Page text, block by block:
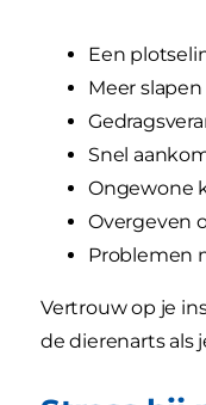
Een
Meer
Snel
Ongewone
Overgeven
Problemen
Vertrouw op je
de dierenarts als